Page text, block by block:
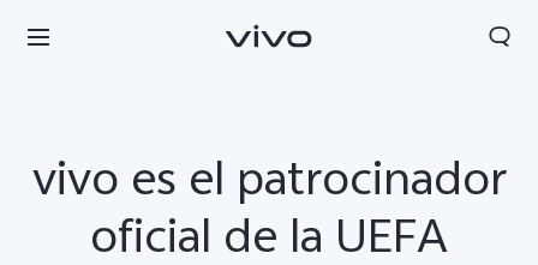
vivo es el patrocinador
oficial de la UEFA